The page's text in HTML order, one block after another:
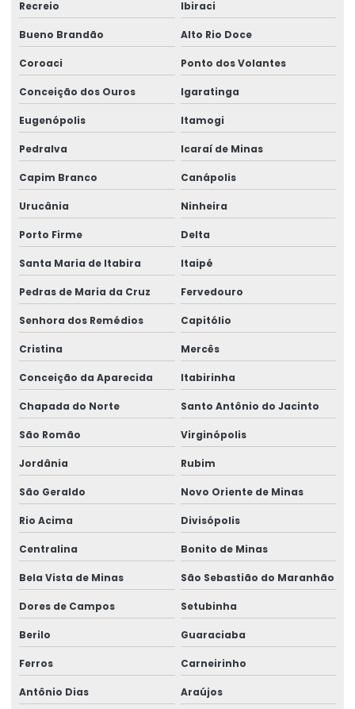
Recreio Ibiraci
Bueno Brandão Alto Rio Doce
Coroaci Ponto dos Volantes
Conceição dos Ouros Igaratinga
Eugenópolis Itamogi
Pedralva Icaraí de Minas
Capim Branco Canápolis
Urucânia Ninheira
Porto Firme Delta
Santa Maria de Itabira Itaipé
Pedras de Maria da Cruz Fervedouro
Senhora dos Remédios Capitólio
Cristina Mercês
Conceição da Aparecida Itabirinha
Chapada do Norte Santo Antônio do Jacinto
São Romão Virginópolis
Jordânia Rubim
São Geraldo Novo Oriente de Minas
Rio Acima Divisópolis
Centralina Bonito de Minas
Bela Vista de Minas São Sebastião do Maranhão
Dores de Campos Setubinha
Berilo Guaraciaba
Ferros Carneirinho
Antônio Dias Araújos